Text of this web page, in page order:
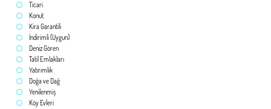
Ticari
Konut
Kira Garantili
İndirimli (Uygun)
Deniz Gören
Tatil Emlakları
Yatırımlık
Doğa ve Dağ
Yenilenmiş
Köy Evleri